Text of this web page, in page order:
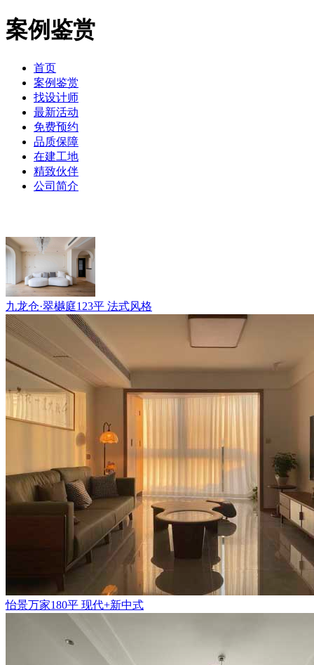
案例鉴赏
首页
案例鉴赏
找设计师
最新活动
免费预约
品质保障
在建工地
精致伙伴
公司简介
九龙仓·翠樾庭123平 法式风格
怡景万家180平 现代+新中式